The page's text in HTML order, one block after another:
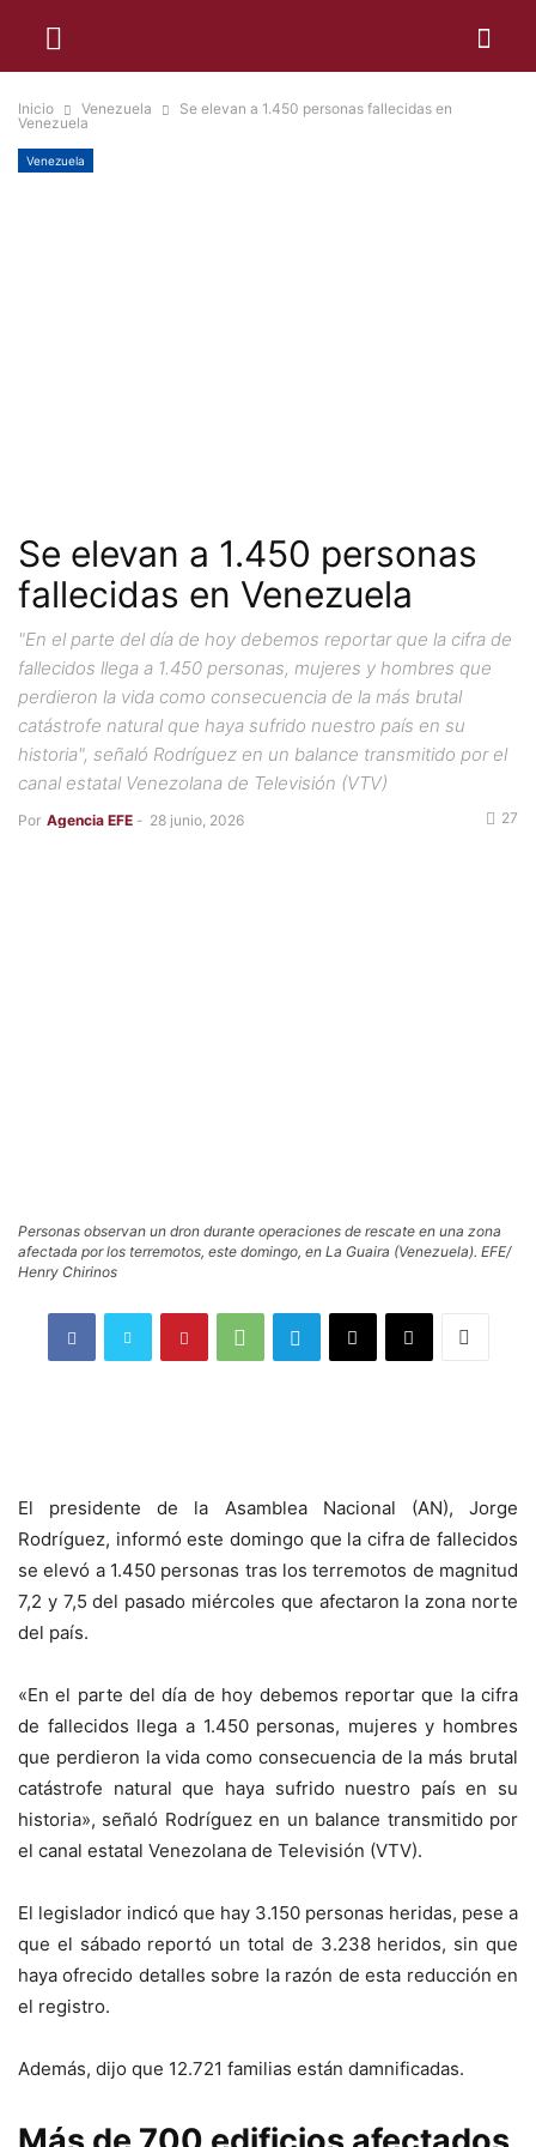
Inicio Venezuela
Se elevan a 1.450 personas fallecidas en
Venezuela
Venezuela
Se elevan a 1.450 personas
fallecidas en Venezuela
"En el parte del día de hoy debemos reportar que la cifra de
fallecidos llega a 1.450 personas, mujeres y hombres que
perdieron la vida como consecuencia de la más brutal
catástrofe natural que haya sufrido nuestro país en su
historia", señaló Rodríguez en un balance transmitido por el
canal estatal Venezolana de Televisión (VTV)
Por Agencia EFE - 28 junio, 2026 27
Personas observan un dron durante operaciones de rescate en una zona
afectada por los terremotos, este domingo, en La Guaira (Venezuela). EFE/
Henry Chirinos
El presidente de la Asamblea Nacional (AN), Jorge
Rodríguez, informó este domingo que la cifra de fallecidos
se elevó a 1.450 personas tras los terremotos de magnitud
7,2 y 7,5 del pasado miércoles que afectaron la zona norte
del país.
«En el parte del día de hoy debemos reportar que la cifra
de fallecidos llega a 1.450 personas, mujeres y hombres
que perdieron la vida como consecuencia de la más brutal
catástrofe natural que haya sufrido nuestro país en su
historia», señaló Rodríguez en un balance transmitido por
el canal estatal Venezolana de Televisión (VTV).
El legislador indicó que hay 3.150 personas heridas, pese a
que el sábado reportó un total de 3.238 heridos, sin que
haya ofrecido detalles sobre la razón de esta reducción en
el registro.
Además, dijo que 12.721 familias están damnificadas.